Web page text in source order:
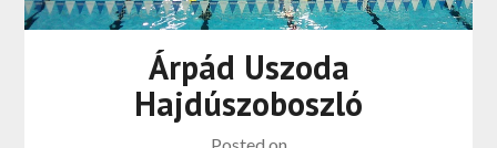
Árpád Uszoda
Hajdúszoboszló